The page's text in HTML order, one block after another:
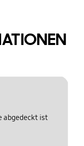
abgedeckt ist